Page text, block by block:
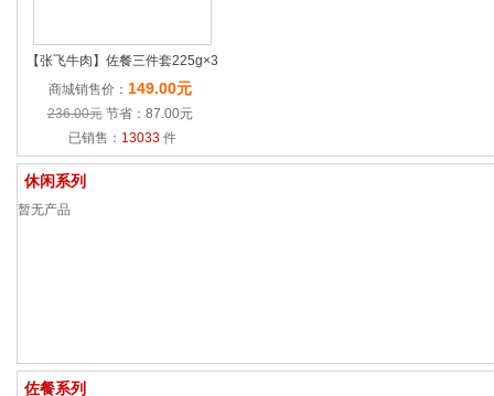
【张飞牛肉】佐餐三件套225g×3
商城销售价： 149.00元
236.00元节省：87.00元
已销售： 13033 件
休闲系列
暂无产品
佐餐系列